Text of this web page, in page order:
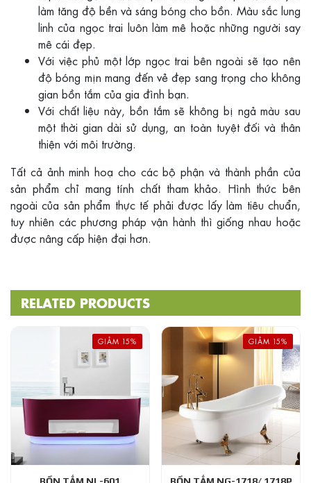
làm tăng độ bền và sáng bóng cho bồn. Màu sắc lung
linh của ngọc trai luôn làm mê hoặc những người say
mê cái đẹp.
Với việc phủ một lớp ngọc trai bên ngoài sẽ tạo nên
độ bóng mịn mang đến vẻ đẹp sang trọng cho không
gian bồn tắm của gia đình bạn.
Với chất liệu này, bồn tắm sẽ không bị ngả màu sau
một thời gian dài sử dụng, an toàn tuyệt đối và thân
thiện với môi trường.
Tất cả ảnh minh hoạ cho các bộ phận và thành phần của
sản phẩm chỉ mang tính chất tham khảo. Hình thức bên
ngoài của sản phẩm thực tế phải được lấy làm tiêu chuẩn,
tuy nhiên các phương pháp vận hành thì giống nhau hoặc
được nâng cấp hiện đại hơn.
RELATED PRODUCTS
GIẢM 15%
BỒN TẮM NL-601
GIẢM 15%
BỒN TẮM NG-1718/ 1718P